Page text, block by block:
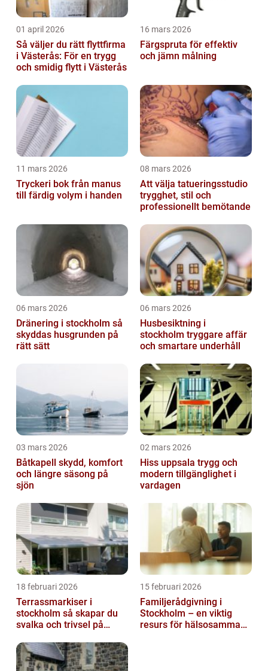
01 april 2026
Så väljer du rätt flyttfirma
i Västerås: För en trygg
och smidig flytt i Västerås
16 mars 2026
Färgspruta för effektiv
och jämn målning
11 mars 2026
Tryckeri bok från manus
till färdig volym i handen
08 mars 2026
Att välja tatueringsstudio
trygghet, stil och
professionellt bemötande
06 mars 2026
Dränering i stockholm så
skyddas husgrunden på
rätt sätt
06 mars 2026
Husbesiktning i
stockholm tryggare affär
och smartare underhåll
03 mars 2026
Båtkapell skydd, komfort
och längre säsong på
sjön
02 mars 2026
Hiss uppsala trygg och
modern tillgänglighet i
vardagen
18 februari 2026
Terrassmarkiser i
stockholm så skapar du
svalka och trivsel på
15 februari 2026
Familjerådgivning i
Stockholm – en viktig
resurs för hälsosamma